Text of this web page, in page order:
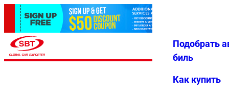
Избранн
Меню
Подобрать
биль
Как купить